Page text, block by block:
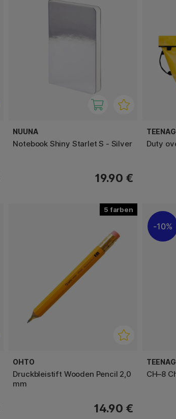
NUUNA
Notebook Shiny Starlet S - Silver
19.90 €
Duty
5
OHTO
Druckbleistift Wooden Pencil 2,0
mm
14.90 €
10%
CH–8